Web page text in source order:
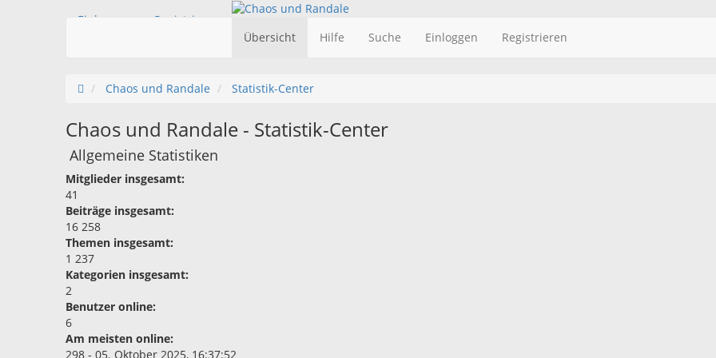
Einloggen Registrieren
Übersicht Hilfe Suche Einloggen Registrieren
Chaos und Randale Statistik-Center
Chaos und Randale - Statistik-Center
Allgemeine Statistiken
Mitglieder insgesamt:
41
Beiträge insgesamt:
16 258
Themen insgesamt:
1 237
Kategorien insgesamt:
2
Benutzer online:
6
Am meisten online:
298 - 05. Oktober 2025, 16:37:52